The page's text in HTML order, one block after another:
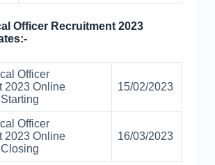
Officer Recruitment 2023
Officer
2023 Online
15/02/2023
Officer
2023 Online
16/03/2023